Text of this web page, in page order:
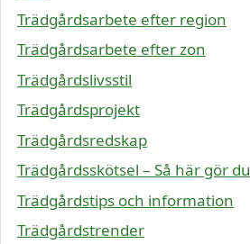
Trädgårdsarbete efter region
Trädgårdsarbete efter zon
Trädgårdslivsstil
Trädgårdsprojekt
Trädgårdsredskap
Trädgårdsskötsel – Så här gör du
Trädgårdstips och information
Trädgårdstrender